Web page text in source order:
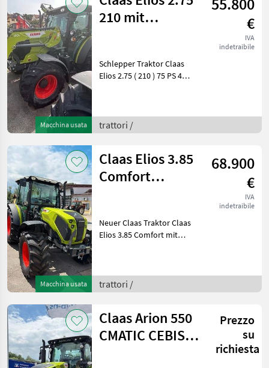
Macchina usata
210 mit
€
IVA
indetraibile
Schlepper Traktor Claas
Elios 2.75 ( 210 ) 75 PS 4
Lagermaschine Baujahr
2026 Sonderpr
trattori /
Macchina usata
Claas Elios 3.85
Comfort
68.900
€
IVA
indetraibile
Neuer Claas Traktor Claas
Elios 3.85 Comfort mit
(Frontlader Schwinge
aufpreispflichtig ! ) -
trattori /
Claas Arion 550
CMATIC CEBIS
Prezzo
su
richiesta